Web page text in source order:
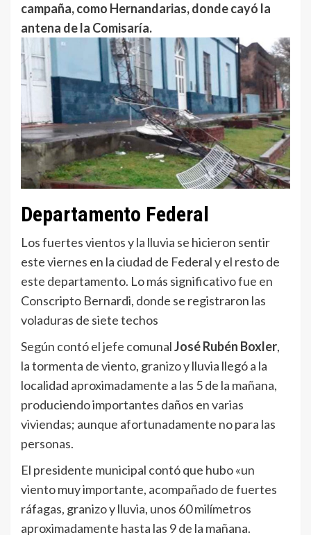
campaña, como Hernandarias, donde cayó la
antena de la Comisaría.
Departamento Federal
Los fuertes vientos y la lluvia se hicieron sentir
este viernes en la ciudad de Federal y el resto de
este departamento. Lo más significativo fue en
Conscripto Bernardi, donde se registraron las
voladuras de siete techos
Según contó el jefe comunalJosé Rubén Boxler,
la tormenta de viento, granizo y lluvia llegó a la
localidad aproximadamente a las 5 de la mañana,
produciendo importantes daños en varias
viviendas; aunque afortunadamente no para las
personas.
El presidente municipal contó que hubo «un
viento muy importante, acompañado de fuertes
ráfagas, granizo y lluvia, unos 60 milímetros
aproximadamente hasta las 9 de la mañana.